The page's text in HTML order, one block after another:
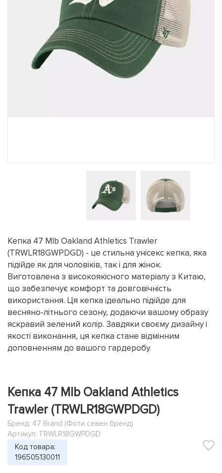
Кепка 47 Mlb Oakland Athletics Trawler
(TRWLR18GWPDGD) - це стильна унісекс кепка, яка
підійде як для чоловіків, так і для жінок.
Виготовлена з високоякісного матеріалу з Китаю,
що забезпечує комфорт та довговічність
використання. Ця кепка ідеально підійде для
весняно-літнього сезону, додаючи вашому образу
яскравий зелений колір. Завдяки своєму дизайну і
якості виконання, ця кепка стане відмінним
доповненням до вашого гардеробу.
Кепка 47 Mlb Oakland Athletics
Trawler (TRWLR18GWPDGD)
Бренд: 47 Brand (Фоти севен бренд)
Артикул: TRWLR18GWPDGD
Код товара:
196505130011